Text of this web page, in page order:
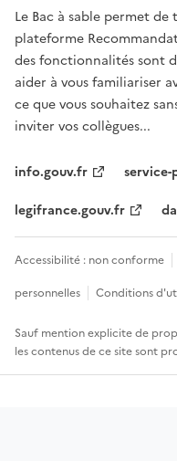
Le Bac à sable permet
plateforme
des fonctionnalités sont
aider à vous familiariser
ce que vous souhaitez
inviter vos collègues...
info.gouv.fr
legifrance.gouv.fr
Accessibilité : non conforme
personnelles
Conditions
Sauf mention explicite de
les contenus de ce site sont